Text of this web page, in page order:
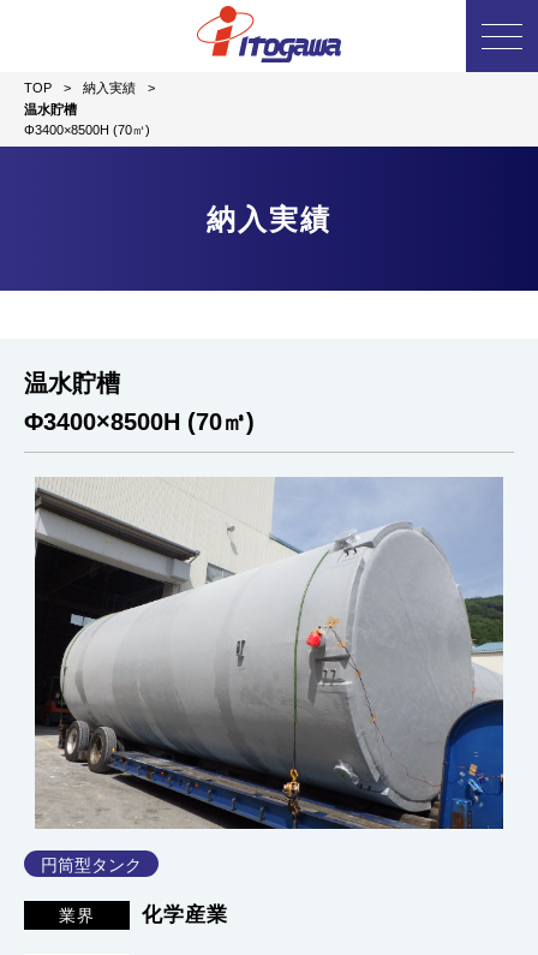
TOP > 納入実績
>
温水貯槽
Φ3400×8500H (70㎥)
納入実績
温水貯槽
Φ3400×8500H (70㎥)
円筒型タンク
業界 化学産業